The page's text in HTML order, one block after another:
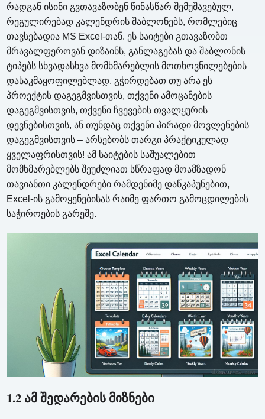
რადგან ისინი გვთავაზობენ წინასწარ შემუშავებულ,
რეგულირებად კალენდრის შაბლონებს, რომლებიც
თავსებადია MS Excel-თან. ეს საიტები გთავაზობთ
მრავალფეროვან დიზაინს, განლაგებას და შაბლონის
ტიპებს სხვადასხვა მომხმარებლის მოთხოვნილებების
დასაკმაყოფილებლად. გჭირდებათ თუ არა ეს
პროექტის დაგეგმვისთვის, თქვენი ამოცანების
დაგეგმვისთვის, თქვენი ჩვევების თვალყურის
დევნებისთვის, ან თუნდაც თქვენი პირადი მოვლენების
დაგეგმვისთვის – არსებობს თარგი პრაქტიკულად
ყველაფრისთვის! ამ საიტების საშუალებით
მომხმარებლებს შეუძლიათ სწრაფად მოამზადონ
თავიანთი კალენდრები რამდენიმე დაწკაპუნებით,
Excel-ის გამოყენებისას რაიმე ფართო გამოცდილების
საჭიროების გარეშე.
1.2 ამ შედარების მიზნები